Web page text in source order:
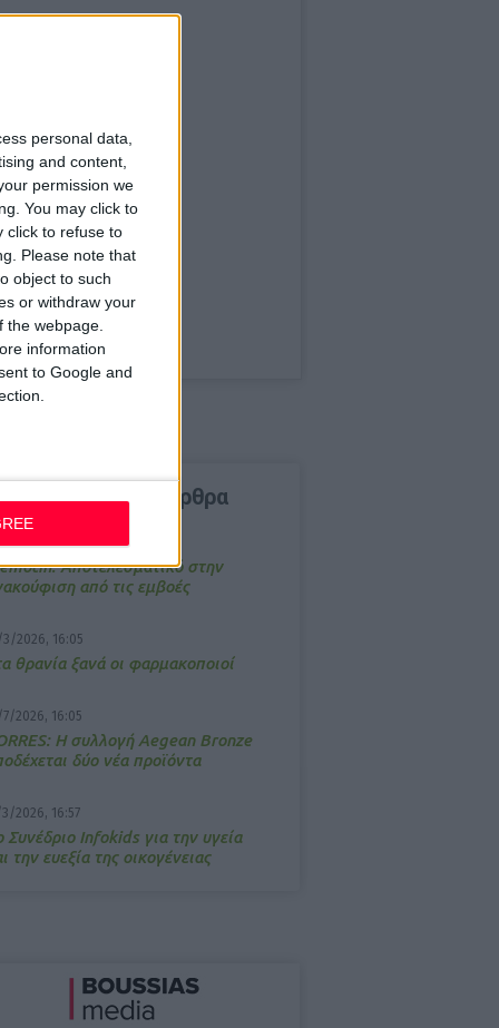
personal data,
and content,
permission we
You may click to
click to refuse to
Please note that
object to such
or withdraw your
webpage.
information
to Google and
δημοφιλέστερα άρθρα
2026, 17:25
Αποτελεσματικό στην
από τις εμβοές
3/2026, 16:05
θρανία ξανά οι φαρμακοποιοί
7/2026, 16:05
Η συλλογή Aegean Bronze
δύο νέα προϊόντα
3/2026, 16:57
Συνέδριο Infokids για την υγεία
την ευεξία της οικογένειας